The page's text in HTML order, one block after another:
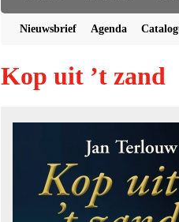
Nieuwsbrief Agenda
Kop uit ’t zand